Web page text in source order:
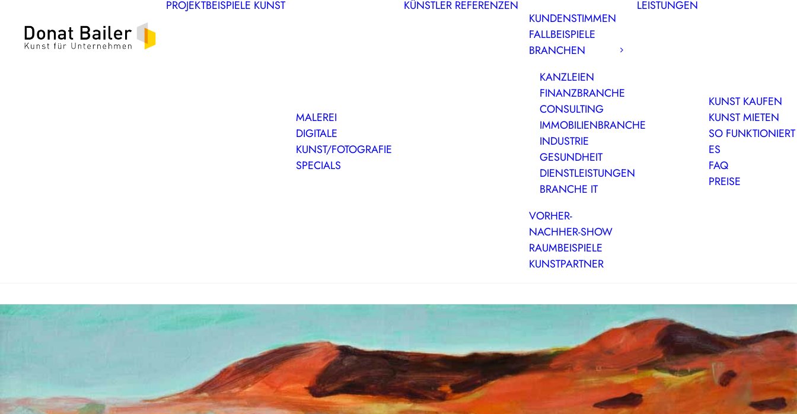
PROJEKTBEISPIELE KUNST
MALEREI
DIGITALE
KUNST/FOTOGRAFIE
SPECIALS
KÜNSTLER REFERENZEN
KUNDENSTIMMEN
FALLBEISPIELE
BRANCHEN
KANZLEIEN
FINANZBRANCHE
CONSULTING
IMMOBILIENBRANCHE
INDUSTRIE
GESUNDHEIT
DIENSTLEISTUNGEN
BRANCHE IT
VORHER-
NACHHER-SHOW
RAUMBEISPIELE
KUNSTPARTNER
LEISTUNGEN
KUNST KAUFEN
KUNST MIETEN
SO FUNKTIONIERT
ES
FAQ
PREISE